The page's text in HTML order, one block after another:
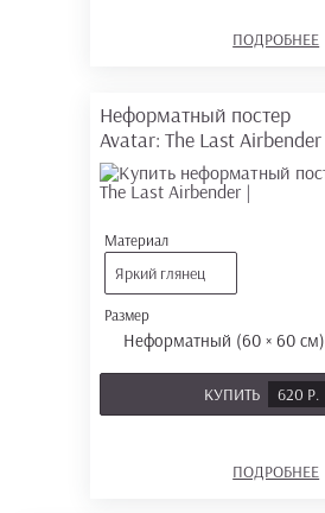
ПОДРОБНЕЕ
Неформатный постер
Avatar: The Last Airbender
Материал
Яркий глянец
Размер
Неформатный (60 × 60 см)
КУПИТЬ 620 Р.
ПОДРОБНЕЕ